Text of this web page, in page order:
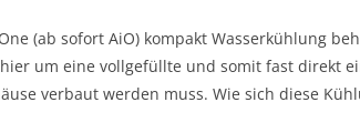
(ab sofort AiO) kompakt Wasserkühlung
um eine vollgefüllte und somit fast direkt
verbaut werden muss. Wie sich diese